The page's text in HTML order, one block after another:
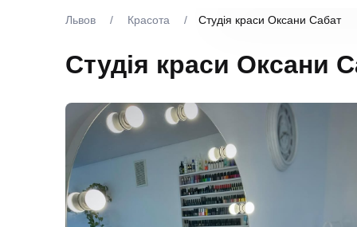
Львов / Красота / Студія краси Оксани Сабат
Студія краси Оксани